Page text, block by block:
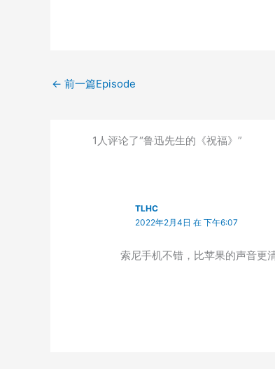
← 前一篇Episode
1人评论了“鲁迅先生的《祝福》”
TLHC
2022年2月4日 在 下午6:07
索尼手机不错，比苹果的声音更